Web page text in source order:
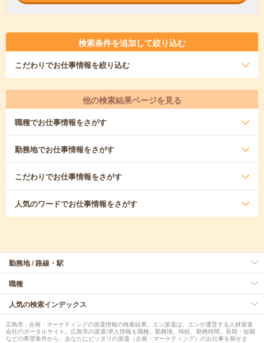
検索条件を追加して絞り込む
こだわりでお仕事情報を絞り込む
他の検索結果ページを見る
職種でお仕事情報をさがす
勤務地でお仕事情報をさがす
こだわりでお仕事情報をさがす
人気のワードでお仕事情報をさがす
勤務地 / 路線・駅
職種
人気の検索インデックス
広島市 - 企画・マーケティングの派遣情報の検索結果。エン派遣は、エンが運営する人材派遣
会社のポータルサイト。広島市の派遣/求人情報を職種、勤務地、時給、勤務時間、長期・短期
などの希望条件から、あなたにピッタリの派遣（企画・マーケティング）のお仕事を探せま